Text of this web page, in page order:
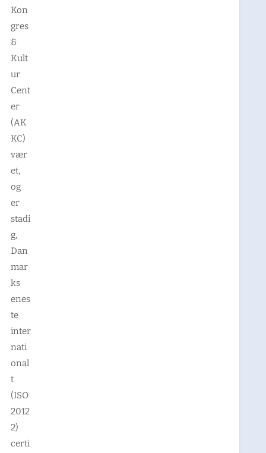
Kon
gres
&
Kult
ur
Cent
er
(AK
KC)
vær
et,
og
er
stadi
g,
Dan
mar
ks
enes
te
inter
nati
onal
t
(ISO
2012
2)
certi